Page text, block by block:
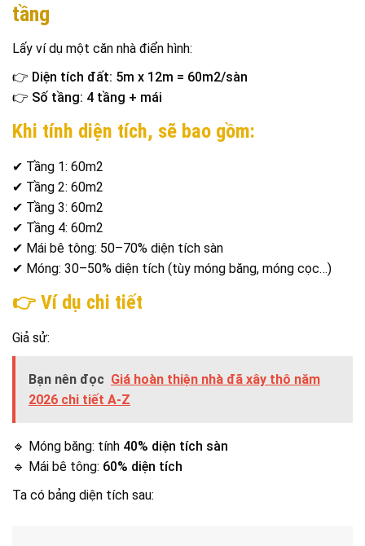
tầng
Lấy ví dụ một căn nhà điển hình:
👉 Diện tích đất: 5m x 12m = 60m2/sàn
👉 Số tầng: 4 tầng + mái
Khi tính diện tích, sẽ bao gồm:
✔ Tầng 1: 60m2
✔ Tầng 2: 60m2
✔ Tầng 3: 60m2
✔ Tầng 4: 60m2
✔ Mái bê tông: 50–70% diện tích sàn
✔ Móng: 30–50% diện tích (tùy móng băng, móng cọc…)
👉 Ví dụ chi tiết
Giả sử:
Bạn nên đọc Giá hoàn thiện nhà đã xây thô năm
2026 chi tiết A-Z
🔹 Móng băng: tính 40% diện tích sàn
🔹 Mái bê tông: 60% diện tích
Ta có bảng diện tích sau: